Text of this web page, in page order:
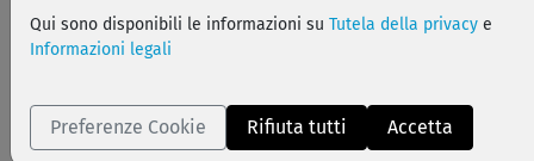
113 kcal
Tappetino
Qui sono disponibili le informazioni su Tutela della privacy e
Informazioni legali
Preferenze Cookie Rifiuta tutti Accetta